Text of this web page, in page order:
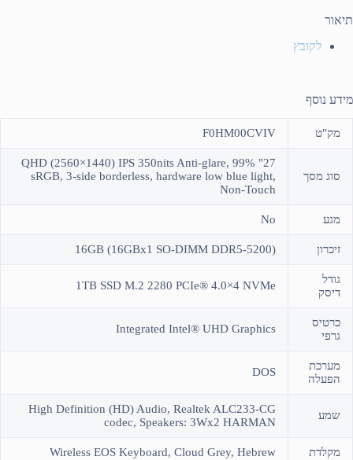
תיאור
לקובץ
מידע נוסף
מק"ט F0HM00CVIV
סוג מסך
27" QHD (2560×1440) IPS 350nits Anti-glare, 99%
sRGB, 3-side borderless, hardware low blue light,
Non-Touch
מגע No
זיכרון (16GB (16GBx1 SO-DIMM DDR5-5200
גודל
דיסק
1TB SSD M.2 2280 PCIe® 4.0×4 NVMe
כרטיס
גרפי
Integrated Intel® UHD Graphics
מערכת
הפעלה
DOS
שמע
High Definition (HD) Audio, Realtek ALC233-CG
codec, Speakers: 3Wx2 HARMAN
מקלדת Wireless EOS Keyboard, Cloud Grey, Hebrew